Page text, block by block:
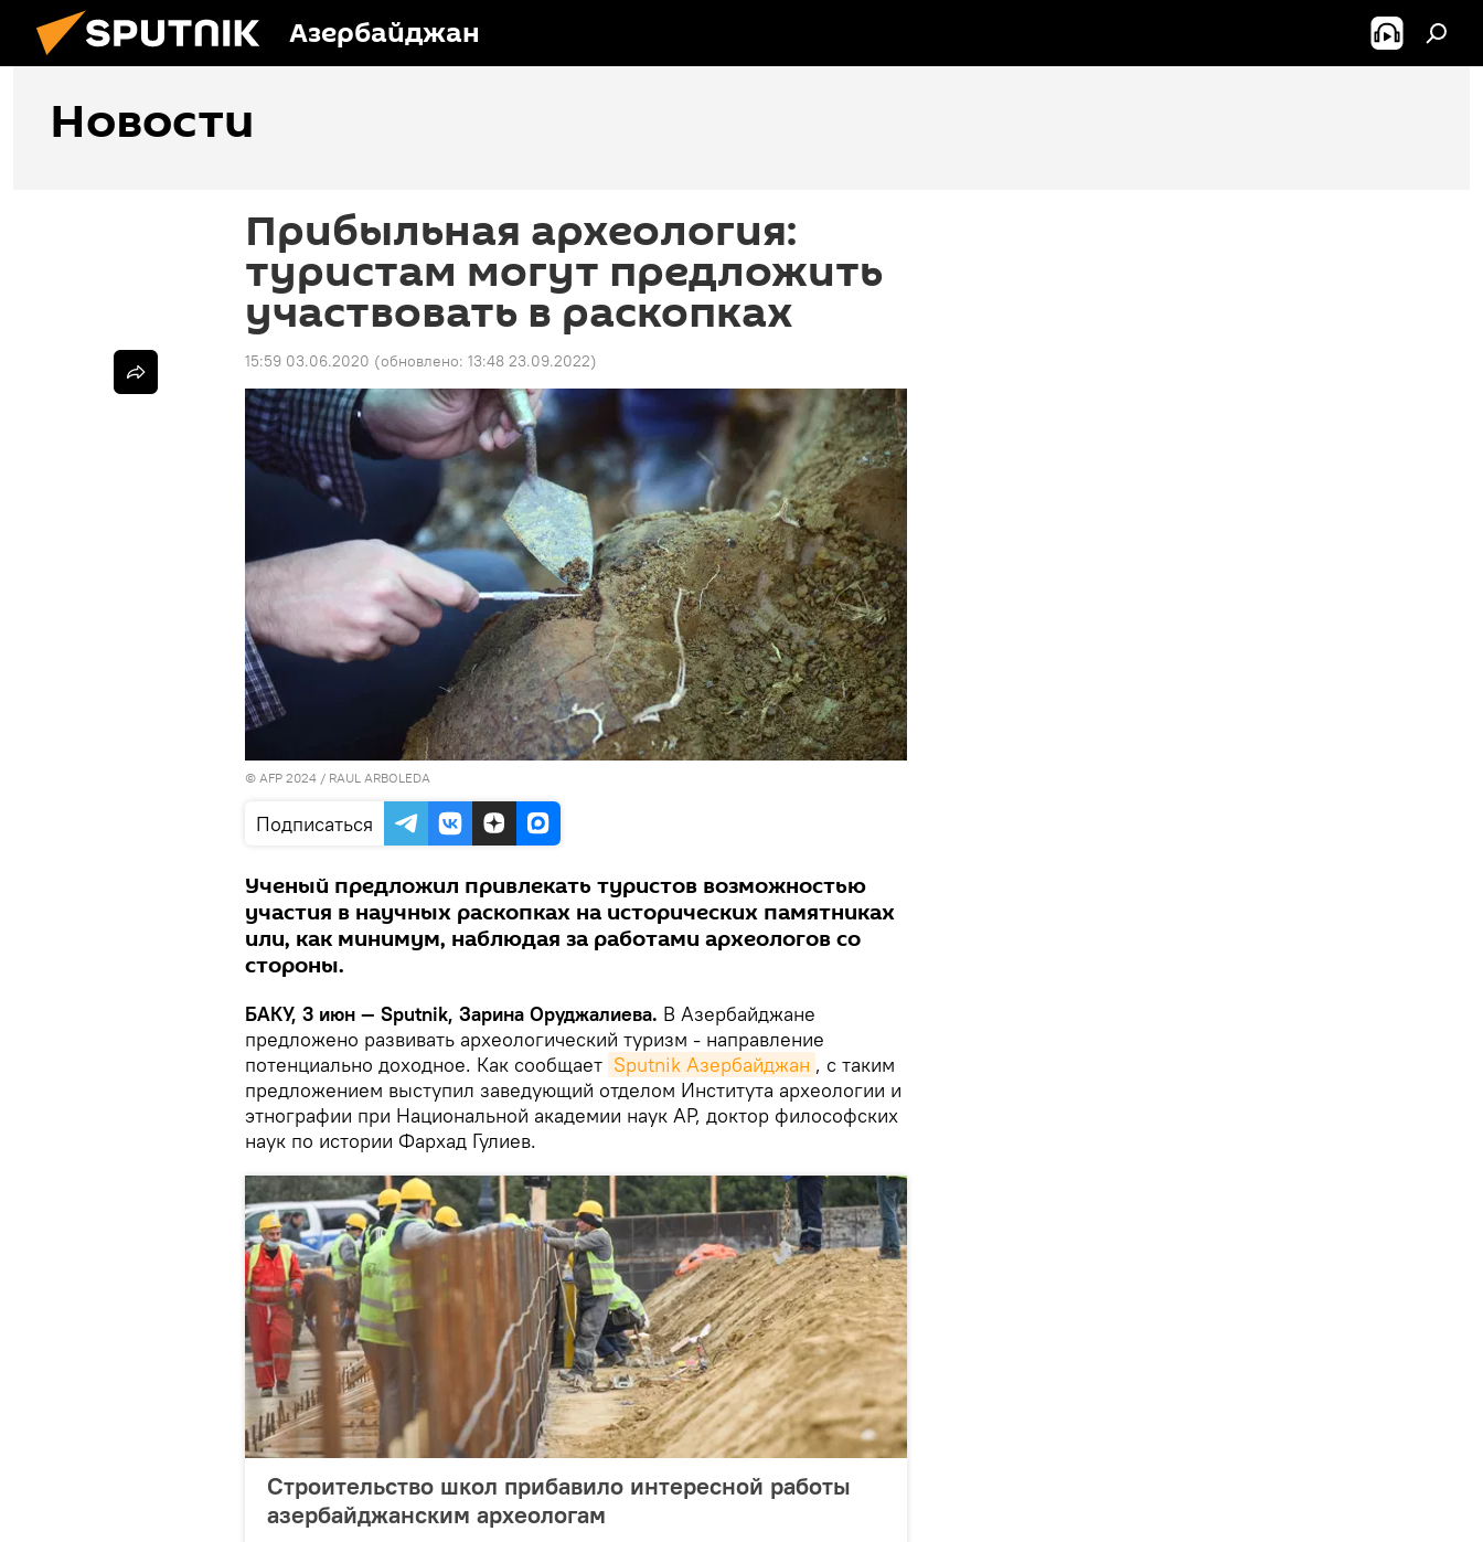
Азербайджан
Новости
Прибыльная археология:
туристам могут предложить
участвовать в раскопках
15:59 03.06.2020 (обновлено: 13:48 23.09.2022)
© AFP 2024 / RAUL ARBOLEDA
Подписаться
Ученый предложил привлекать туристов возможностью
участия в научных раскопках на исторических памятниках
или, как минимум, наблюдая за работами археологов со
стороны.
БАКУ, 3 июн — Sputnik, Зарина Оруджалиева. В Азербайджане
предложено развивать археологический туризм - направление
потенциально доходное. Как сообщает Sputnik Азербайджан , с таким
предложением выступил заведующий отделом Института археологии и
этнографии при Национальной академии наук АР, доктор философских
наук по истории Фархад Гулиев.
Строительство школ прибавило интересной работы
азербайджанским археологам